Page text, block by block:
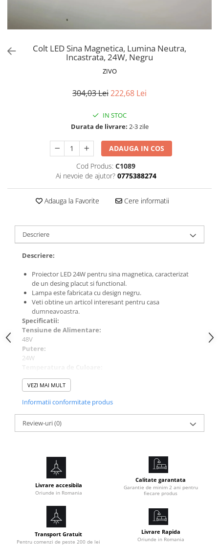
Colt LED Sina Magnetica, Lumina Neutra,
Incastrata, 24W, Negru
ZIVO
304,03 Lei222,68 Lei
IN STOC
Durata de livrare: 2-3 zile
ADAUGA IN COS
Cod Produs: C1089
Ai nevoie de ajutor? 0775388274
Adauga la Favorite Cere informatii
Descriere
Descriere:
Proiector LED 24W pentru sina magnetica, caracterizat
de un desing placut si functional.
Lampa este fabricata cu design negru.
Veti obtine un articol interesant pentru casa
dumneavoastra.
Specificatii:
Tensiune de Alimentare:
48V
Putere:
24W
4000K
Tip Lumina:
Echivalenta Bec Incandescent:
300W
Flux luminos:
3000lm
Dimensiuni Laturi:
– 33 x 2.5 x 4.5 cm
– 35 x 2.5 x 4.5 cm
Material:
Plastic
Durata de Viata:
Utilizare:
Interior
Garantie:
VEZI MAI MULT
Informatii conformitate produs
Review-uri(0)
Livrare accesibila
Oriunde in Romania
Calitate garantata
Garantie de minim 2 ani pentru
fiecare produs
Transport Gratuit
Pentru comenzi de peste 200 de lei
Livrare Rapida
Oriunde in Romania